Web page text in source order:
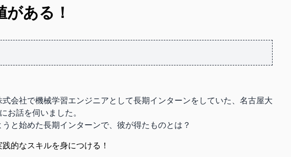
ある！
会社で機械学習エンジニアとして長期インターンをしていた、名古屋大
お話を伺いました。
と始めた長期インターンで、彼が得たものとは？
的なスキルを身につける！